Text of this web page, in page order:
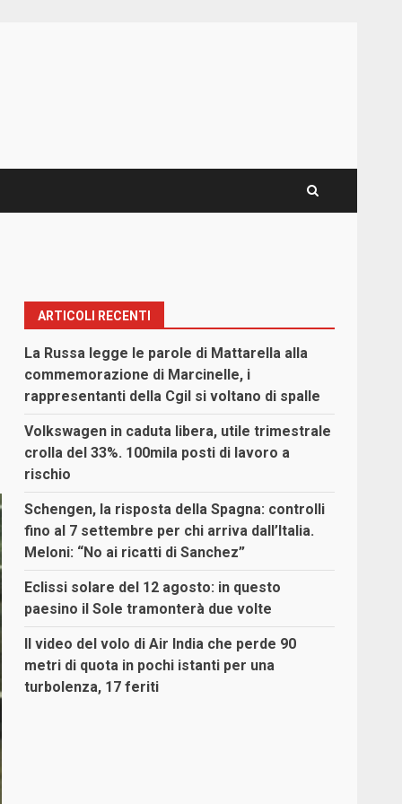
ARTICOLI RECENTI
La Russa legge le parole di Mattarella alla
commemorazione di Marcinelle, i
rappresentanti della Cgil si voltano di spalle
Volkswagen in caduta libera, utile trimestrale
crolla del 33%. 100mila posti di lavoro a
rischio
Schengen, la risposta della Spagna: controlli
fino al 7 settembre per chi arriva dall’Italia.
Meloni: “No ai ricatti di Sanchez”
Eclissi solare del 12 agosto: in questo
paesino il Sole tramonterà due volte
Il video del volo di Air India che perde 90
metri di quota in pochi istanti per una
turbolenza, 17 feriti